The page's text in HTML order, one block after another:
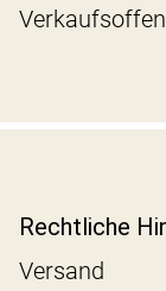
Rechtliche
Versand